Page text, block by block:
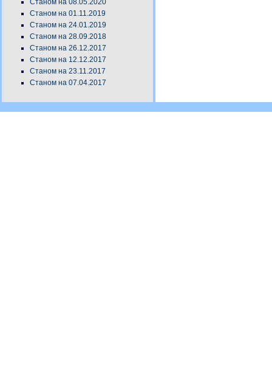
Станом на 08.05.2020
Станом на 01.11.2019
Станом на 24.01.2019
Станом на 28.09.2018
Станом на 26.12.2017
Станом на 12.12.2017
Станом на 23.11.2017
Станом на 07.04.2017